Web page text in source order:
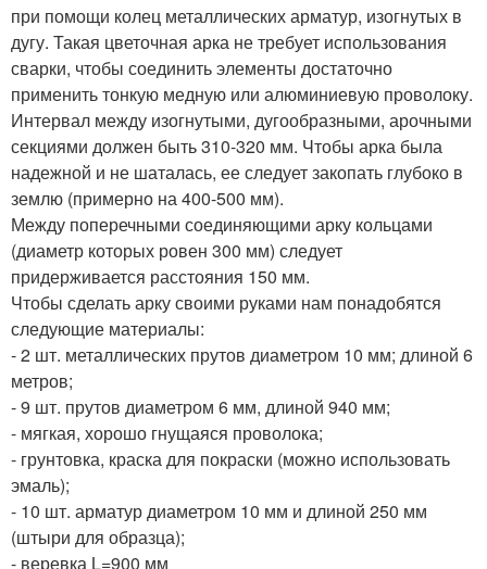
при помощи колец металлических арматур, изогнутых в
дугу. Такая цветочная арка не требует использования
сварки, чтобы соединить элементы достаточно
применить тонкую медную или алюминиевую проволоку.
Интервал между изогнутыми, дугообразными, арочными
секциями должен быть 310-320 мм. Чтобы арка была
надежной и не шаталась, ее следует закопать глубоко в
землю (примерно на 400-500 мм).
Между поперечными соединяющими арку кольцами
(диаметр которых ровен 300 мм) следует
придерживается расстояния 150 мм.
Чтобы сделать арку своими руками нам понадобятся
следующие материалы:
- 2 шт. металлических прутов диаметром 10 мм; длиной 6
метров;
- 9 шт. прутов диаметром 6 мм, длиной 940 мм;
- мягкая, хорошо гнущаяся проволока;
- грунтовка, краска для покраски (можно использовать
эмаль);
- 10 шт. арматур диаметром 10 мм и длиной 250 мм
(штыри для образца);
- веревка L=900 мм